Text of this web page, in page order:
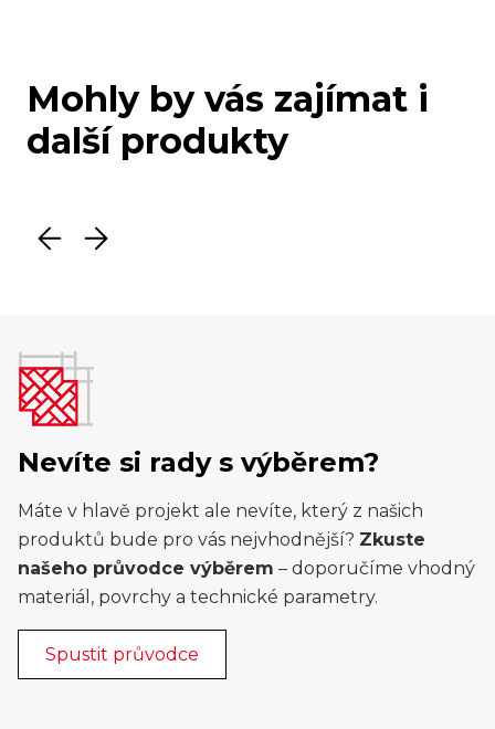
Mohly by vás zajímat i
další produkty
Nevíte si rady s výběrem?
Máte v hlavě projekt ale nevíte, který z našich
produktů bude pro vás nejvhodnější? Zkuste
našeho průvodce výběrem – doporučíme vhodný
materiál, povrchy a technické parametry.
Spustit průvodce